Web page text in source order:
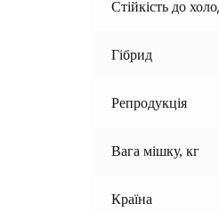
Стійкість до
Гібрид
Репродукція
Вага мішку, кг
Країна